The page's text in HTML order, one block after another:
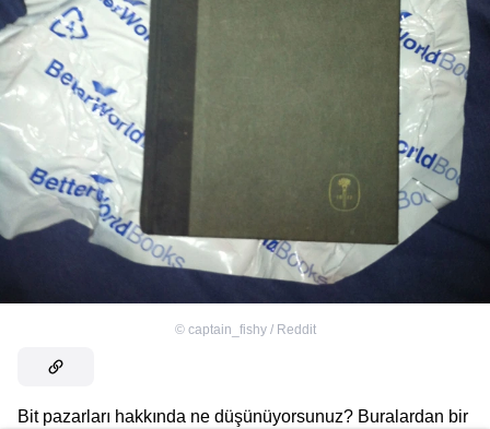
© captain_fishy / Reddit
Bit pazarları hakkında ne düşünüyorsunuz? Buralardan bir